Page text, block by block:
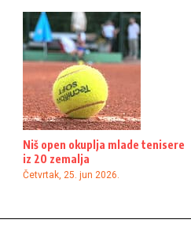
Niš open okuplja mlade tenisere
iz 20 zemalja
Četvrtak, 25. jun 2026.